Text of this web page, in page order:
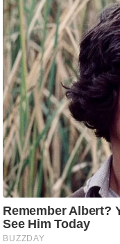
त्रा
रि
ले
श
न
शि
प
रा
ज
नी
ति
वि
श्ले